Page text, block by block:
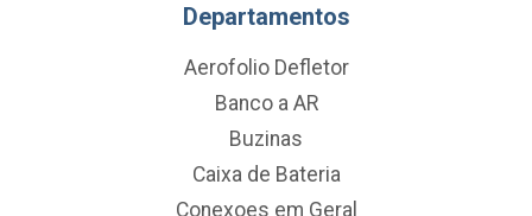
Departamentos
Aerofolio Defletor
Banco a AR
Buzinas
Caixa de Bateria
Conexoes em Geral